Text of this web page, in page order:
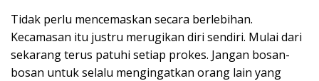
Tidak perlu mencemaskan secara berlebihan.
Kecamasan itu justru merugikan diri sendiri. Mulai dari
sekarang terus patuhi setiap prokes. Jangan bosan-
bosan untuk selalu mengingatkan orang lain yang